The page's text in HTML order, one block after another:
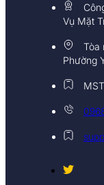
Vụ Mặt
Tòa
Phường